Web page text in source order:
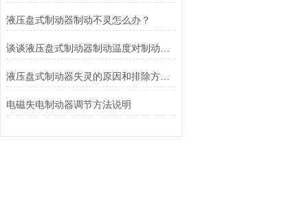
液压盘式制动器制动不灵怎么办？
液压盘式制动器失灵的原因和排除方法介绍
电磁失电制动器调节方法说明